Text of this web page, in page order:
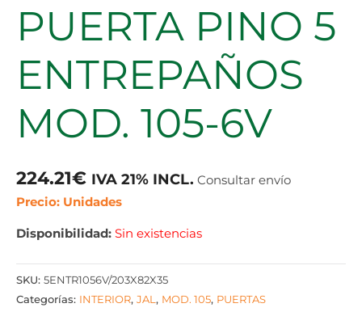
PUERTA PINO 5
ENTREPAÑOS
MOD. 105-6V
224.21€ IVA 21% INCL. Consultar envío
Precio: Unidades
Disponibilidad: Sin existencias
SKU: 5ENTR1056V/203X82X35
Categorías: INTERIOR, JAL , MOD. 105, PUERTAS